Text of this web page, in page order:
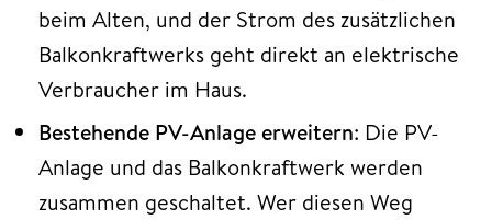
beim Alten, und der Strom des zusätzlichen
Balkonkraftwerks geht direkt an elektrische
Verbraucher im Haus.
Bestehende PV-Anlage erweitern: Die PV-
Anlage und das Balkonkraftwerk werden
zusammen geschaltet. Wer diesen Weg